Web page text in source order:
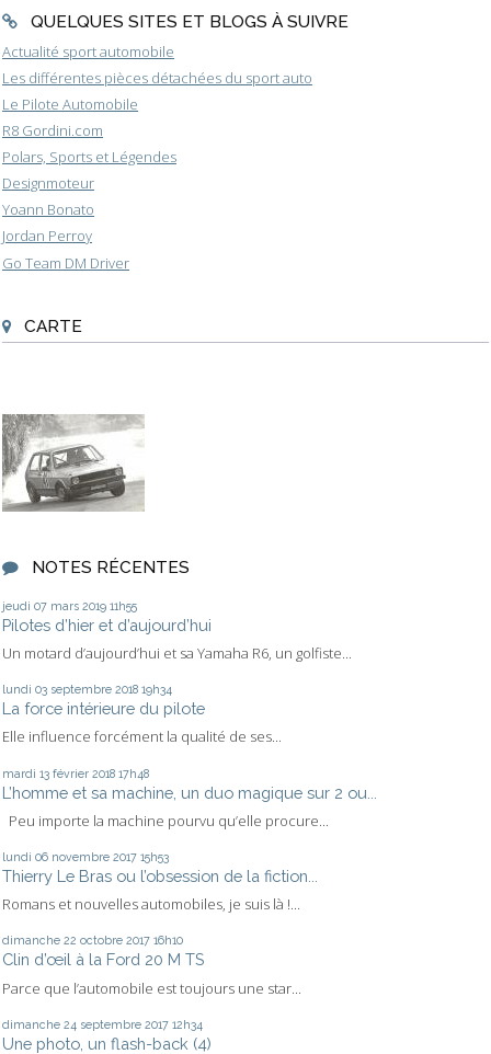
QUELQUES SITES ET BLOGS À SUIVRE
Actualité sport automobile
Les différentes pièces détachées du sport auto
Le Pilote Automobile
R8 Gordini.com
Polars, Sports et Légendes
Designmoteur
Yoann Bonato
Jordan Perroy
Go Team DM Driver
CARTE
NOTES RÉCENTES
jeudi 07 mars 2019 11h55
Pilotes d’hier et d’aujourd’hui
Un motard d’aujourd’hui et sa Yamaha R6, un golfiste...
lundi 03 septembre 2018 19h34
La force intérieure du pilote
Elle influence forcément la qualité de ses...
mardi 13 février 2018 17h48
L’homme et sa machine, un duo magique sur 2 ou...
Peu importe la machine pourvu qu’elle procure...
lundi 06 novembre 2017 15h53
Thierry Le Bras ou l’obsession de la fiction...
Romans et nouvelles automobiles, je suis là !...
dimanche 22 octobre 2017 16h10
Clin d’œil à la Ford 20 M TS
Parce que l’automobile est toujours une star...
dimanche 24 septembre 2017 12h34
Une photo, un flash-back (4)